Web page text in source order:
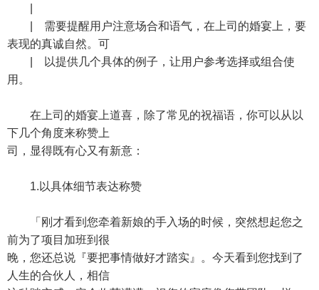
| 需要提醒用户注意场合和语气，在上司的婚宴上，要
表现的真诚自然。可
| 以提供几个具体的例子，让用户参考选择或组合使
用。
在上司的婚宴上道喜，除了常见的祝福语，你可以从以
下几个角度来称赞上
司，显得既有心又有新意：
1.以具体细节表达称赞
「刚才看到您牵着新娘的手入场的时候，突然想起您之
前为了项目加班到很
晚，您还总说『要把事情做好才踏实』。今天看到您找到了
人生的合伙人，相信